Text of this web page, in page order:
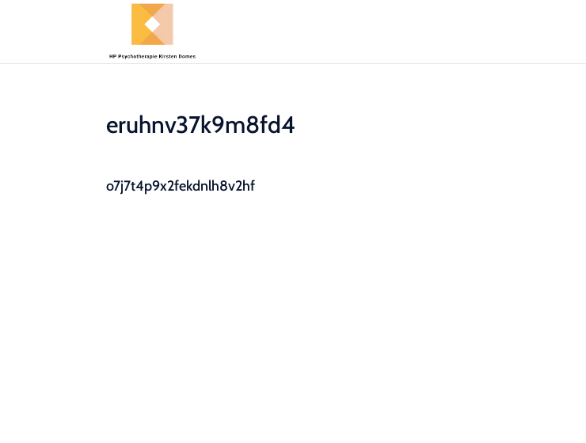
eruhnv37k9m8fd4
o7j7t4p9x2fekdnlh8v2hf